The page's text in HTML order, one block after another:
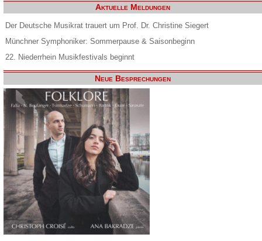
Aktuelle Meldungen
Der Deutsche Musikrat trauert um Prof. Dr. Christine Siegert
Münchner Symphoniker: Sommerpause & Saisonbeginn
22. Niederrhein Musikfestivals beginnt
Neue Besprechungen